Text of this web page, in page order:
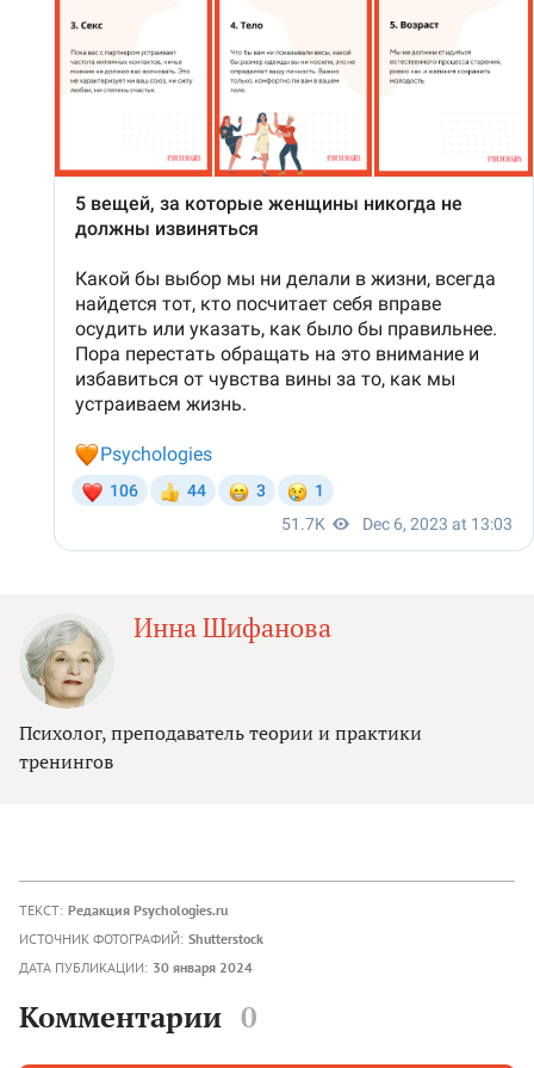
Инна Шифанова
Психолог, преподаватель теории и практики
тренингов
ТЕКСТ: Редакция Psychologies.ru
ИСТОЧНИК ФОТОГРАФИЙ: Shutterstock
ДАТА ПУБЛИКАЦИИ: 30 января 2024
Комментарии 0